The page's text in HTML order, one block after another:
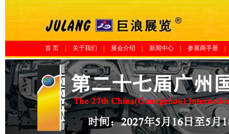
首 页 关于我们 展会介绍 新闻中心 参展商手册|